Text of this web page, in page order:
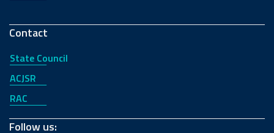
Contact
State Council
ACJSR
RAC
Follow us: